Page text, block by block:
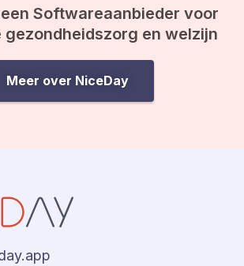
Softwareaanbieder voor
gezondheidszorg en welzijn
Meer over NiceDay